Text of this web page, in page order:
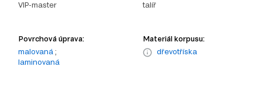
VIP-master
talíř
Povrchová úprava:
malovaná ;
laminovaná
Materiál korpusu:
dřevotříska